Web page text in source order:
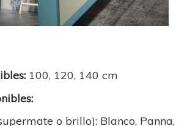
100, 120, 140 cm
o brillo): Blanco, Panna,